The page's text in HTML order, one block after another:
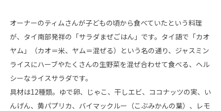
オーナーのティムさんが子どもの頃から食べていたという料理
が、タイ南部発祥の「サラダまぜごはん」です。タイ語で「カオ
ヤム」（カオ＝米、ヤム＝混ぜる）という名の通り、ジャスミン
ライスにハーブやたくさんの生野菜を混ぜ合わせて食べる、ヘル
シーなライスサラダです。
具材は12種類。ゆで卵、じゃこ、干しエビ、ココナッツの実、い
んげん、黄パプリカ、バイマックルー（こぶみかんの葉）、レモ